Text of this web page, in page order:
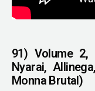
91) Volume 2,
Nyarai,
Monna Brutal)